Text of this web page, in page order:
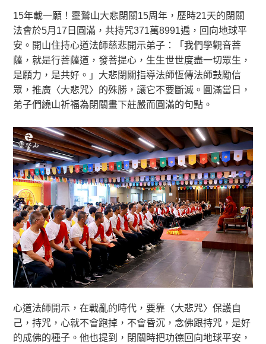
15年載一願！靈鷲山大悲閉關15周年，歷時21天的閉關
法會於5月17日圓滿，共持咒371萬8991遍，回向地球平
安。開山住持心道法師慈悲開示弟子：「我們學觀音菩
薩，就是行菩薩道，發菩提心，生生世世度盡一切眾生，
是願力，是共好。」大悲閉關指導法師恆傳法師鼓勵信
眾，推廣〈大悲咒〉的殊勝，讓它不要斷滅。圓滿當日，
弟子們繞山祈福為閉關畫下莊嚴而圓滿的句點。
心道法師開示，在戰亂的時代，要靠〈大悲咒〉保護自
己，持咒，心就不會跑掉，不會昏沉，念佛跟持咒，是好
的成佛的種子。他也提到，閉關時把功德回向地球平安，